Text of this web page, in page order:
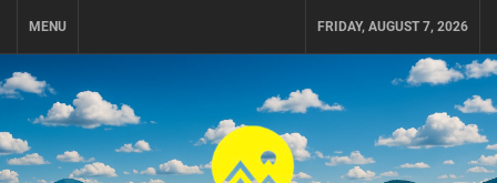
MENU FRIDAY, AUGUST 7, 2026